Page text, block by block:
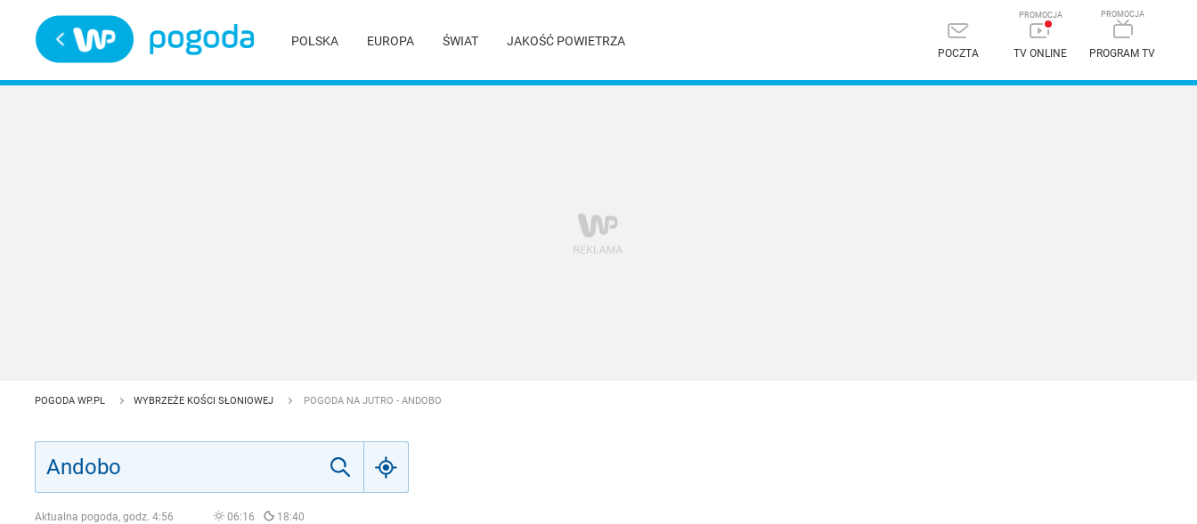
POLSKA EUROPA ŚWIAT JAKOŚĆ POWIETRZA
POCZTA TV ONLINE PROGRAM TV
POGODA WP.PL WYBRZEŻE KOŚCI SŁONIOWEJ POGODA NA JUTRO - ANDOBO
Aktualna pogoda, godz. 4:56 06:16 18:40